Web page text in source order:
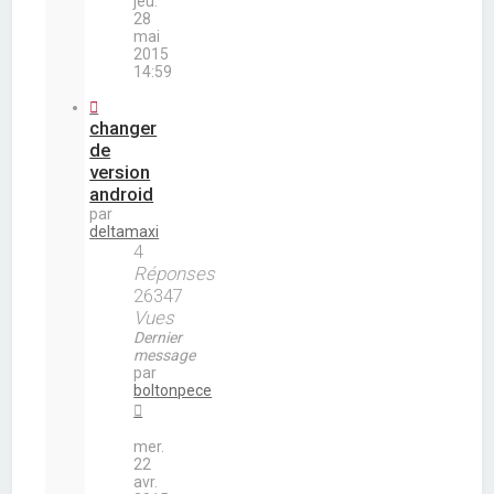
28
mai
2015
14:59
changer
de
version
android
par
deltamaxi
4
Réponses
26347
Vues
Dernier
message
par
boltonpece
mer.
22
avr.